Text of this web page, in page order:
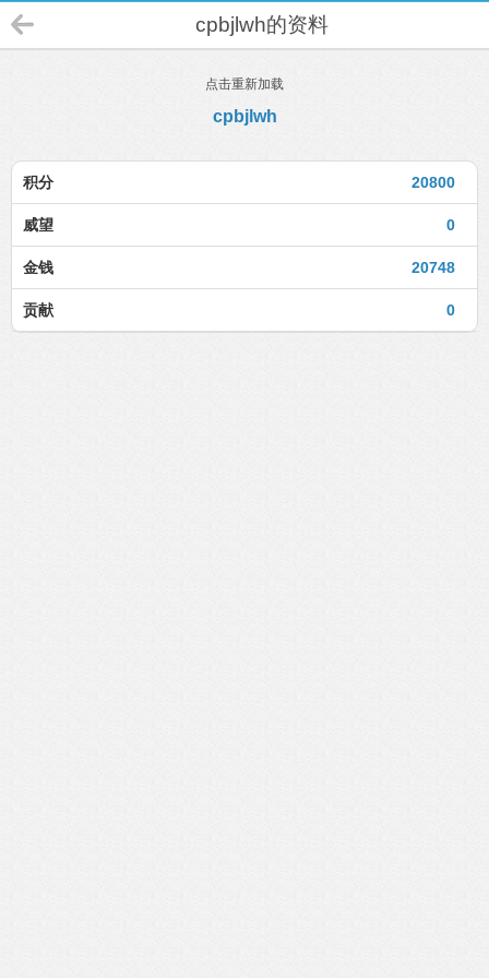
cpbjlwh的资料
点击重新加载
cpbjlwh
20800
积分
0
威望
20748
金钱
0
贡献